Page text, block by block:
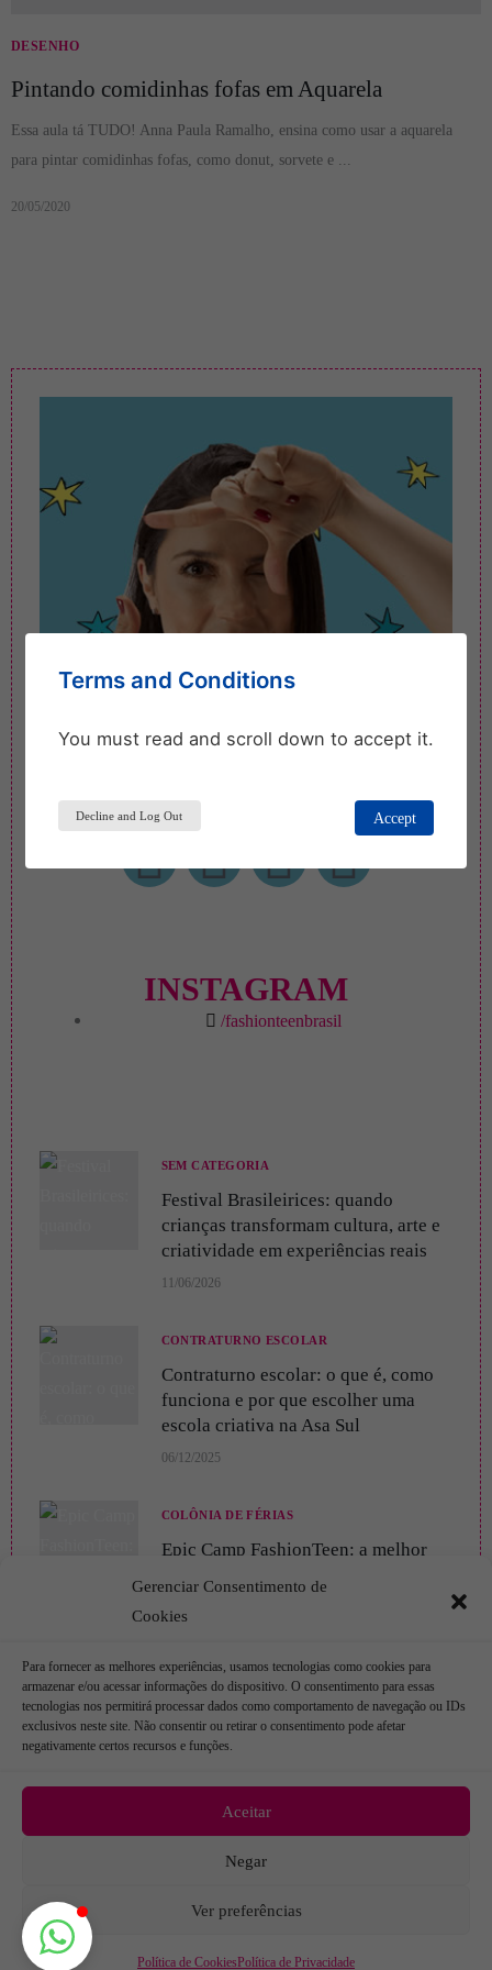
Gerenciar Consentimento de
Cookies
Para fornecer as melhores experiências, usamos tecnologias como cookies para
armazenar e/ou acessar informações do dispositivo. O consentimento para essas
tecnologias nos permitirá processar dados como comportamento de navegação ou IDs
exclusivos neste site. Não consentir ou retirar o consentimento pode afetar
negativamente certos recursos e funções.
Aceitar
Negar
Ver preferências
Política de CookiesPolítica de Privacidade
DESENHO
Pintando comidinhas fofas em Aquarela
Essa aula tá TUDO! Anna Paula Ramalho, ensina como usar a aquarela
para pintar comidinhas fofas, como donut, sorvete e ...
20/05/2020
I
s
r
a
m
F
c
e
o
k
Y
u
t
e
P
n
e
s
INSTAGRAM
/fashionteenbrasil
SEM CATEGORIA
Festival Brasileirices: quando
crianças transformam cultura, arte e
criatividade em experiências reais
11/06/2026
CONTRATURNO ESCOLAR
Contraturno escolar: o que é, como
funciona e por que escolher uma
escola criativa na Asa Sul
06/12/2025
COLÔNIA DE FÉRIAS
Epic Camp FashionTeen: a melhor
Copyright © 2026Fashion Teen
FASHIONTEEN
DF
Terms and Conditions
You must read and scroll down to accept it.
Decline and Log Out Accept